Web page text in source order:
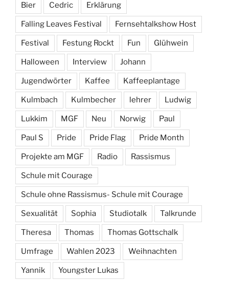
Bier Cedric Erklärung
Falling Leaves Festival Fernsehtalkshow Host
Festival Festung Rockt Fun Glühwein
Halloween Interview Johann
Jugendwörter Kaffee Kaffeeplantage
Kulmbach Kulmbecher lehrer Ludwig
Lukkim MGF Neu Norwig Paul
Paul S Pride Pride Flag Pride Month
Projekte am MGF Radio Rassismus
Schule mit Courage
Schule ohne Rassismus- Schule mit Courage
Sexualität Sophia Studiotalk Talkrunde
Theresa Thomas Thomas Gottschalk
Umfrage Wahlen 2023 Weihnachten
Yannik Youngster Lukas